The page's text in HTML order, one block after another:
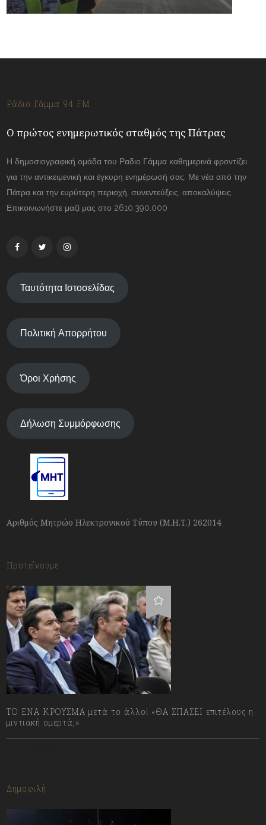
Ράδιο Γάμμα 94 FM
Ο πρώτος ενημερωτικός σταθμός της Πάτρας
Η δημοσιογραφική ομάδα του Ραδιο Γάμμα καθημερινά φροντίζει
για την αντικειμενική και έγκυρη ενημέρωσή σας. Με νέα από την
Πάτρα και την ευρύτερη περιοχή, συνεντεύξεις, αποκαλύψεις.
Επικοινωνήστε μαζί μας στο 2610.390.000
Ταυτότητα Ιστοσελίδας
Πολιτική Απορρήτου
Όροι Χρήσης
Δήλωση Συμμόρφωσης
Αριθμός Μητρώο Ηλεκτρονικού Τύπου (Μ.Η.Τ.) 262014
Προτείνουμε
ΤΟ ΕΝΑ ΚΡΟΥΣΜΑ μετά το άλλο! «ΘΑ ΣΠΑΣΕΙ επιτέλους η
μιντιακή ομερτά;»
Δημοφιλή